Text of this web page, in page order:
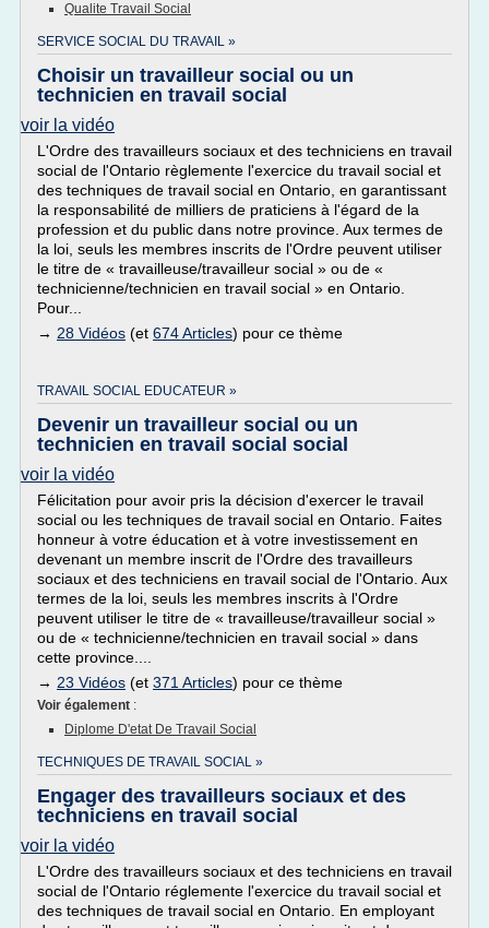
Qualite Travail Social
SERVICE SOCIAL DU TRAVAIL »
Choisir un travailleur social ou un
technicien en travail social
voir la vidéo
L'Ordre des travailleurs sociaux et des techniciens en travail
social de l'Ontario règlemente l'exercice du travail social et
des techniques de travail social en Ontario, en garantissant
la responsabilité de milliers de praticiens à l'égard de la
profession et du public dans notre province. Aux termes de
la loi, seuls les membres inscrits de l'Ordre peuvent utiliser
le titre de « travailleuse/travailleur social » ou de «
technicienne/technicien en travail social » en Ontario.
Pour...
→ 28 Vidéos (et 674 Articles) pour ce thème
TRAVAIL SOCIAL EDUCATEUR »
Devenir un travailleur social ou un
technicien en travail social social
voir la vidéo
Félicitation pour avoir pris la décision d'exercer le travail
social ou les techniques de travail social en Ontario. Faites
honneur à votre éducation et à votre investissement en
devenant un membre inscrit de l'Ordre des travailleurs
sociaux et des techniciens en travail social de l'Ontario. Aux
termes de la loi, seuls les membres inscrits à l'Ordre
peuvent utiliser le titre de « travailleuse/travailleur social »
ou de « technicienne/technicien en travail social » dans
cette province....
→ 23 Vidéos (et 371 Articles) pour ce thème
Voir également :
Diplome D'etat De Travail Social
TECHNIQUES DE TRAVAIL SOCIAL »
Engager des travailleurs sociaux et des
techniciens en travail social
voir la vidéo
L'Ordre des travailleurs sociaux et des techniciens en travail
social de l'Ontario réglemente l'exercice du travail social et
des techniques de travail social en Ontario. En employant